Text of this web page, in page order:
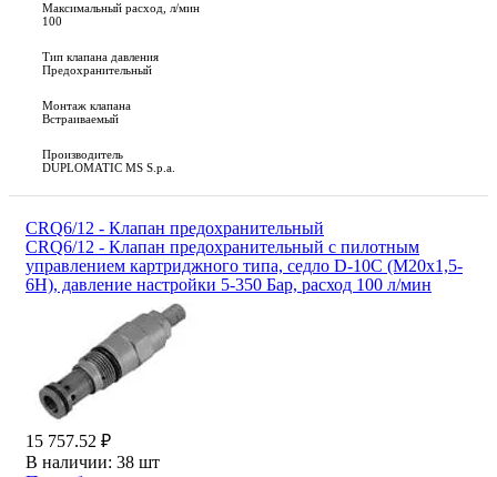
Максимальный расход, л/мин
100
Тип клапана давления
Предохранительный
Монтаж клапана
Встраиваемый
Производитель
DUPLOMATIC MS S.p.a.
CRQ6/12 - Клапан предохранительный
CRQ6/12 - Клапан предохранительный с пилотным
управлением картриджного типа, седло D-10C (M20x1,5-
6H), давление настройки 5-350 Бар, расход 100 л/мин
15 757.52 ₽
В наличии: 38 шт